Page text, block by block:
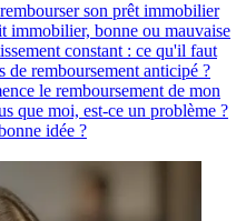
son prêt immobilier
immobilier, bonne ou mauvaise
constant : ce qu'il faut
de remboursement anticipé ?
le remboursement de mon
que moi, est-ce un problème ?
idée ?